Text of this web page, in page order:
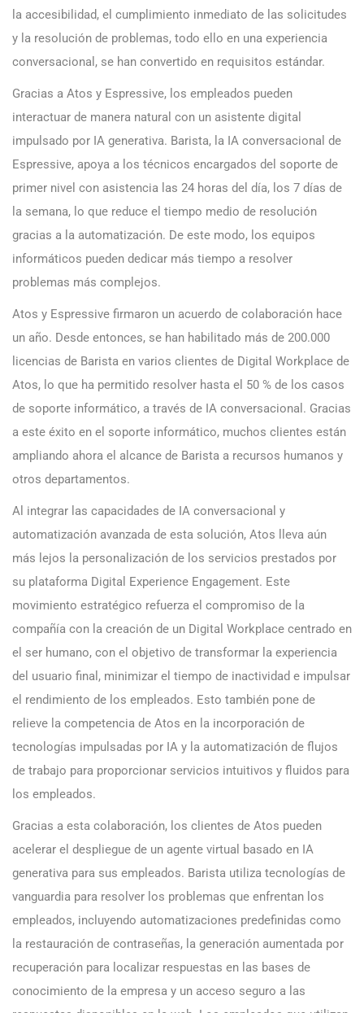
la accesibilidad, el cumplimiento inmediato de las solicitudes
y la resolución de problemas, todo ello en una experiencia
conversacional, se han convertido en requisitos estándar.
Gracias a Atos y Espressive, los empleados pueden
interactuar de manera natural con un asistente digital
impulsado por IA generativa. Barista, la IA conversacional de
Espressive, apoya a los técnicos encargados del soporte de
primer nivel con asistencia las 24 horas del día, los 7 días de
la semana, lo que reduce el tiempo medio de resolución
gracias a la automatización. De este modo, los equipos
informáticos pueden dedicar más tiempo a resolver
problemas más complejos.
Atos y Espressive firmaron un acuerdo de colaboración hace
un año. Desde entonces, se han habilitado más de 200.000
licencias de Barista en varios clientes de Digital Workplace de
Atos, lo que ha permitido resolver hasta el 50 % de los casos
de soporte informático, a través de IA conversacional. Gracias
a este éxito en el soporte informático, muchos clientes están
ampliando ahora el alcance de Barista a recursos humanos y
otros departamentos.
Al integrar las capacidades de IA conversacional y
automatización avanzada de esta solución, Atos lleva aún
más lejos la personalización de los servicios prestados por
su plataforma Digital Experience Engagement. Este
movimiento estratégico refuerza el compromiso de la
compañía con la creación de un Digital Workplace centrado en
el ser humano, con el objetivo de transformar la experiencia
del usuario final, minimizar el tiempo de inactividad e impulsar
el rendimiento de los empleados. Esto también pone de
relieve la competencia de Atos en la incorporación de
tecnologías impulsadas por IA y la automatización de flujos
de trabajo para proporcionar servicios intuitivos y fluidos para
los empleados.
Gracias a esta colaboración, los clientes de Atos pueden
acelerar el despliegue de un agente virtual basado en IA
generativa para sus empleados. Barista utiliza tecnologías de
vanguardia para resolver los problemas que enfrentan los
empleados, incluyendo automatizaciones predefinidas como
la restauración de contraseñas, la generación aumentada por
recuperación para localizar respuestas en las bases de
conocimiento de la empresa y un acceso seguro a las